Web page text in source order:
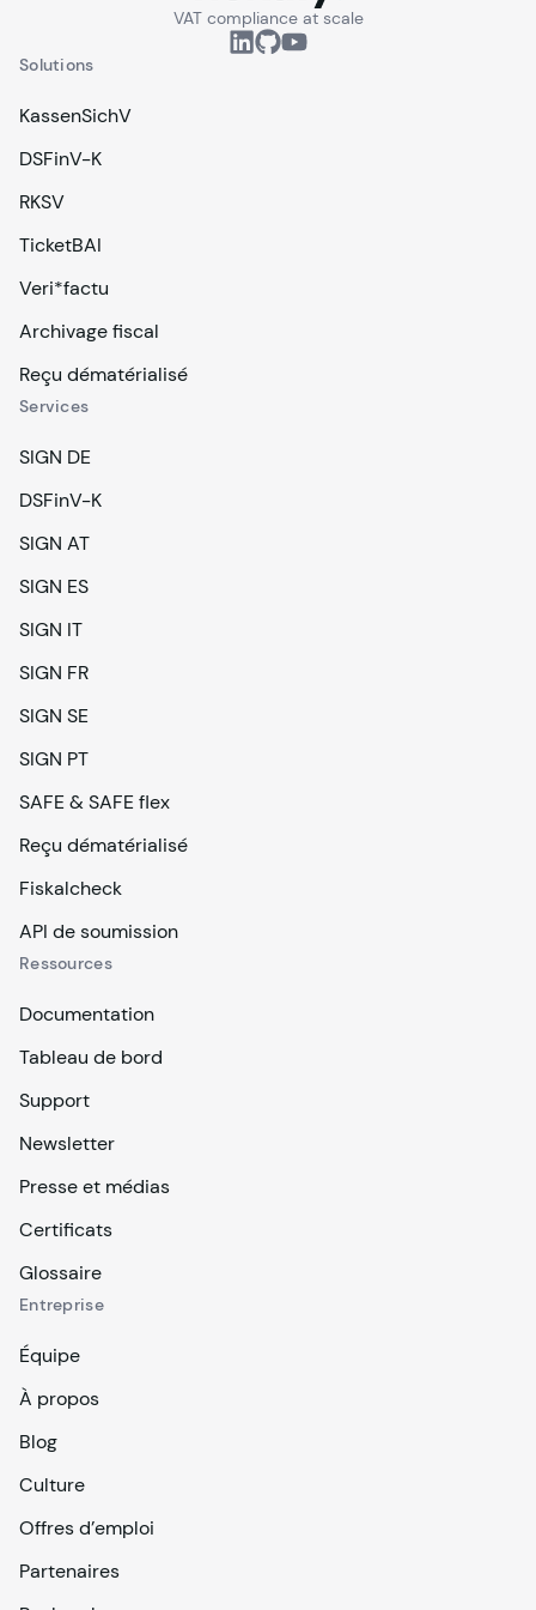
VAT compliance at scale
Solutions
KassenSichV
DSFinV-K
RKSV
TicketBAI
Veri*factu
Archivage fiscal
Reçu dématérialisé
Services
SIGN DE
DSFinV-K
SIGN AT
SIGN ES
SIGN IT
SIGN FR
SIGN SE
SIGN PT
SAFE & SAFE flex
Reçu dématérialisé
Fiskalcheck
API de soumission
Ressources
Documentation
Tableau de bord
Support
Newsletter
Presse et médias
Certificats
Glossaire
Entreprise
Équipe
À propos
Blog
Culture
Offres d’emploi
Partenaires